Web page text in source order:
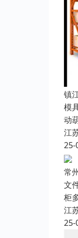
镇
模
动
江
25-
常
文
柜
江
25-